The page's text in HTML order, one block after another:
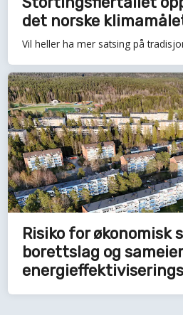
det norske
Vil heller ha mer satsing på
Risiko for økonomisk
borettslag og